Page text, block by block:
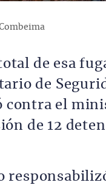
de esa
de
contra el
de 12